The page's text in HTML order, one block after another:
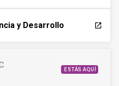
y Desarrollo launch
ESTÁS AQUÍ